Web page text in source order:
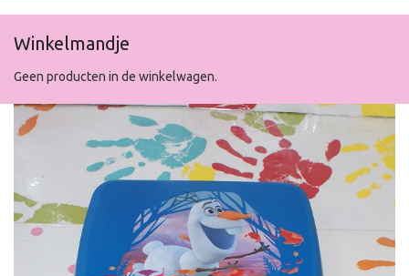
Winkelmandje
Geen producten in de winkelwagen.